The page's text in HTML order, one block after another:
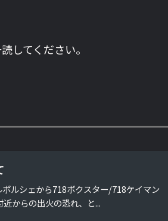
してください。
ルシェから718ボクスター/718ケイマン
からの出火の恐れ、と...